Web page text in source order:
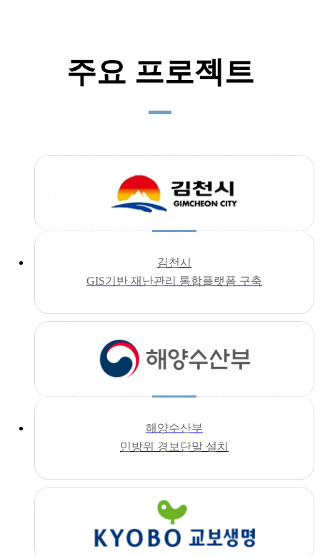
주요 프로젝트
김천시
GIS기반 재난관리 통합플랫폼 구축
해양수산부
민방위 경보단말 설치